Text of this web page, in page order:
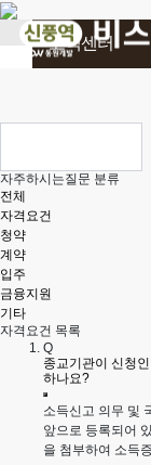
고객센터
자주하시는질문 분류
전체
자격요건
청약
계약
입주
금융지원
기타
자격요건 목록
Q
종교기관이 신청
하나요?
소득신고 의무 및
앞으로 등록되어
을 첨부하여 소득